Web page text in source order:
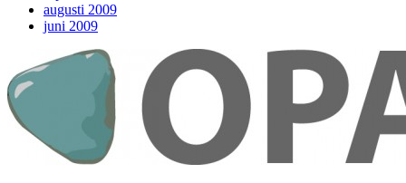
augusti 2009
juni 2009